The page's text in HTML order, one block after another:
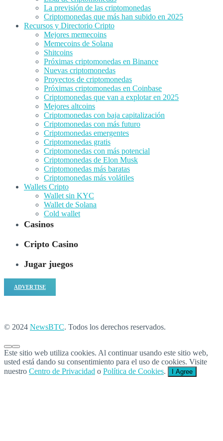
La previsión de las criptomonedas
Criptomonedas que más han subido en 2025
Recursos y Directorio Cripto
Mejores memecoins
Memecoins de Solana
Shitcoins
Próximas criptomonedas en Binance
Nuevas criptomonedas
Proyectos de criptomonedas
Próximas criptomonedas en Coinbase
Criptomonedas que van a explotar en 2025
Mejores altcoins
Criptomonedas con baja capitalización
Criptomonedas con más futuro
Criptomonedas emergentes
Criptomonedas gratis
Criptomonedas con más potencial
Criptomonedas de Elon Musk
Criptomonedas más baratas
Criptomonedas más volátiles
Wallets Cripto
Wallet sin KYC
Wallet de Solana
Cold wallet
Casinos
Cripto Casino
Jugar juegos
ADVERTISE
© 2024 NewsBTC. Todos los derechos reservados.
Este sitio web utiliza cookies. Al continuar usando este sitio web,
usted está dando su consentimiento para el uso de cookies. Visite
nuestro Centro de Privacidad o Política de Cookies. I Agree